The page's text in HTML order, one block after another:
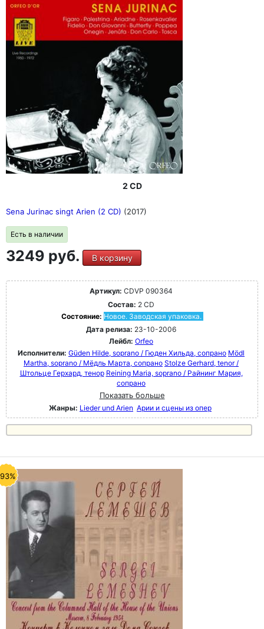
2 CD
Sena Jurinac singt Arien (2 CD) (2017)
Есть в наличии
3249 руб. В корзину
Артикул: CDVP 090364
Состав: 2 CD
Состояние: Новое. Заводская упаковка.
Дата релиза: 23-10-2006
Лейбл: Orfeo
Исполнители: Güden Hilde, soprano / Гюден Хильда, сопрано Mödl
Martha, soprano / Мёдль Марта, сопрано Stolze Gerhard, tenor /
Штольце Герхард, тенор Reining Maria, soprano / Райнинг Мария,
сопрано
Показать больше
Жанры: Lieder und Arien Арии и сцены из опер